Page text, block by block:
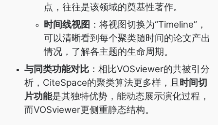
点，往往是该领域的奠基性著作。
时间线视图 ：将视图切换为“Timeline”，
可以清晰看到每个聚类随时间的论文产出
情况，了解各主题的生命周期。
与同类功能对比 ：相比VOSviewer的共被引分
析，CiteSpace的聚类算法更多样，且 时间切
片功能是其独特优势，能动态展示演化过程，
而VOSviewer更侧重静态结构。